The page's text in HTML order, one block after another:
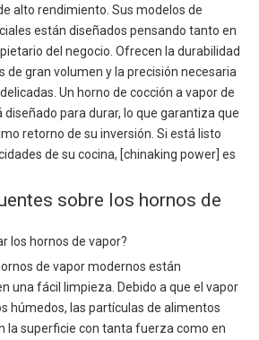
alto rendimiento. Sus modelos de
están diseñados pensando tanto en
del negocio. Ofrecen la durabilidad
de gran volumen y la precisión necesaria
Un horno de cocción a vapor de
diseñado para durar, lo que garantiza que
retorno de su inversión. Si está listo
de su cocina, [chinaking power] es
sobre los hornos de
los hornos de vapor?
de vapor modernos están
una fácil limpieza. Debido a que el vapor
húmedos, las partículas de alimentos
la superficie con tanta fuerza como en